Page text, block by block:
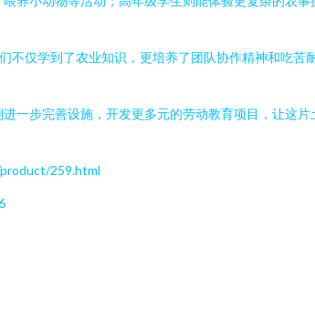
不仅学到了农业知识，更培养了团队协作精神和吃苦
一步完善设施，开发更多元的劳动教育项目，让这片
259.html